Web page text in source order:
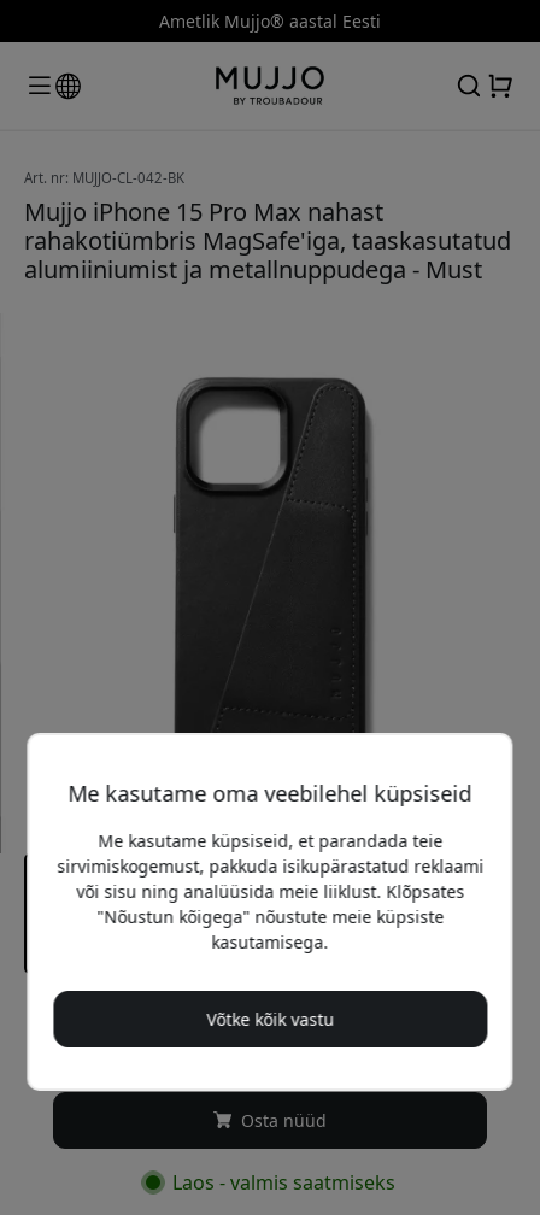
Ametlik Mujjo® aastal Eesti
Art. nr: MUJJO-CL-042-BK
Mujjo iPhone 15 Pro Max nahast
rahakotiümbris MagSafe'iga, taaskasutatud
alumiiniumist ja metallnuppudega - Must
Soovitatav hind
69.99 EUR
Osta nüüd
Laos - valmis saatmiseks
Me kasutame oma veebilehel küpsiseid
Me kasutame küpsiseid, et parandada teie
sirvimiskogemust, pakkuda isikupärastatud reklaami
või sisu ning analüüsida meie liiklust. Klõpsates
"Nõustun kõigega" nõustute meie küpsiste
kasutamisega.
Võtke kõik vastu